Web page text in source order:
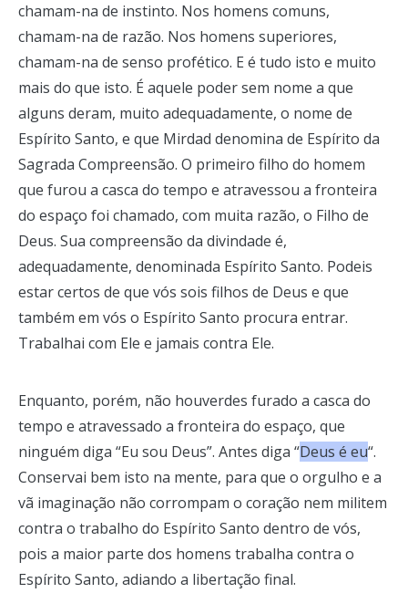
chamam-na de instinto. Nos homens comuns,
chamam-na de razão. Nos homens superiores,
chamam-na de senso profético. E é tudo isto e muito
mais do que isto. É aquele poder sem nome a que
alguns deram, muito adequadamente, o nome de
Espírito Santo, e que Mirdad denomina de Espírito da
Sagrada Compreensão. O primeiro filho do homem
que furou a casca do tempo e atravessou a fronteira
do espaço foi chamado, com muita razão, o Filho de
Deus. Sua compreensão da divindade é,
adequadamente, denominada Espírito Santo. Podeis
estar certos de que vós sois filhos de Deus e que
também em vós o Espírito Santo procura entrar.
Trabalhai com Ele e jamais contra Ele.
Enquanto, porém, não houverdes furado a casca do
tempo e atravessado a fronteira do espaço, que
ninguém diga “Eu sou Deus”. Antes diga “Deus é eu“.
Conservai bem isto na mente, para que o orgulho e a
vã imaginação não corrompam o coração nem militem
contra o trabalho do Espírito Santo dentro de vós,
pois a maior parte dos homens trabalha contra o
Espírito Santo, adiando a libertação final.